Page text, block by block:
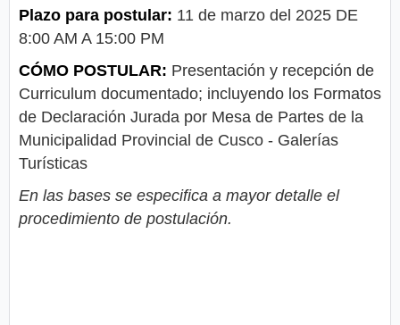
Plazo para postular: 11 de marzo del 2025 DE
8:00 AM A 15:00 PM
CÓMO POSTULAR: Presentación y recepción de
Curriculum documentado; incluyendo los Formatos
de Declaración Jurada por Mesa de Partes de la
Municipalidad Provincial de Cusco - Galerías
Turísticas
En las bases se especifica a mayor detalle el
procedimiento de postulación.